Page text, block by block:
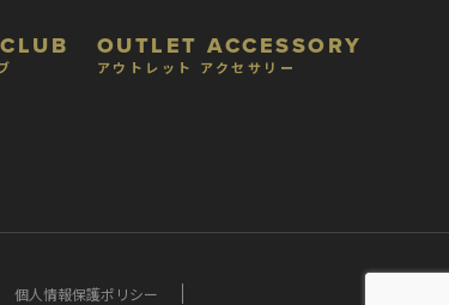
OUTLET ACCESSORY
アウトレット アクセサリー
個人情報保護ポリシー